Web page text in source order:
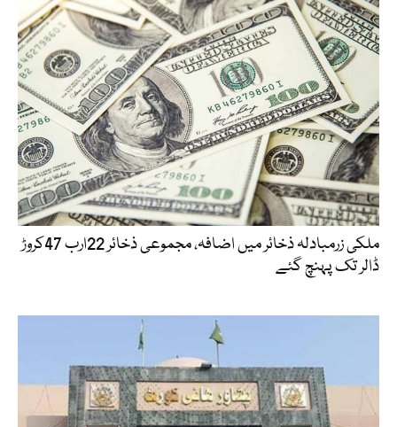
ملکی زرمبادلہ ذخائر میں اضافہ، مجموعی ذخائر 22ارب 47کروڑ
ڈالر تک پہنچ گئے